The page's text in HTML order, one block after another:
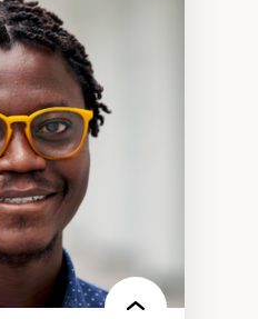
et représentations
usages au Canada
des
dans l'espace
et urbain
et décolonisation des